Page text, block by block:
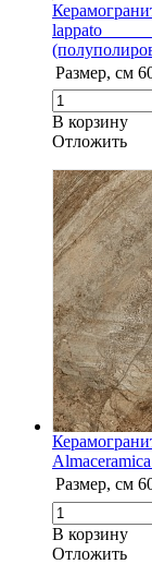
lappato
Размер, см
В корзину
Oтложить
Размер, см
В корзину
Oтложить